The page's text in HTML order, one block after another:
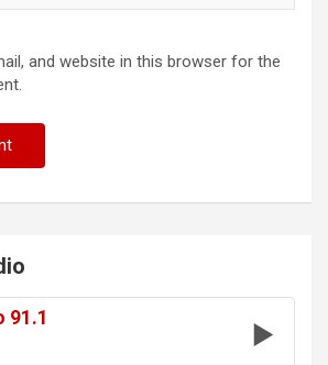
and website in this browser for the
91.1